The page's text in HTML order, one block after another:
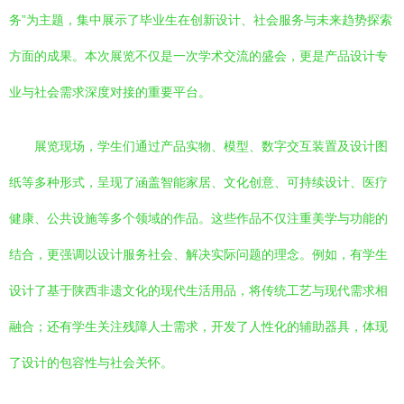
务”为主题，集中展示了毕业生在创新设计、社会服务与未来趋势探索
方面的成果。本次展览不仅是一次学术交流的盛会，更是产品设计专
业与社会需求深度对接的重要平台。
展览现场，学生们通过产品实物、模型、数字交互装置及设计图
纸等多种形式，呈现了涵盖智能家居、文化创意、可持续设计、医疗
健康、公共设施等多个领域的作品。这些作品不仅注重美学与功能的
结合，更强调以设计服务社会、解决实际问题的理念。例如，有学生
设计了基于陕西非遗文化的现代生活用品，将传统工艺与现代需求相
融合；还有学生关注残障人士需求，开发了人性化的辅助器具，体现
了设计的包容性与社会关怀。